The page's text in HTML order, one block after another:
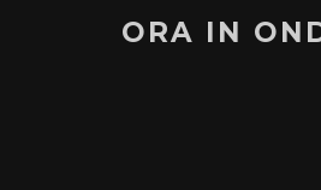
ORA IN